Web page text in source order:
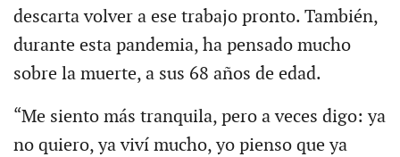
descarta volver a ese trabajo pronto. También,
durante esta pandemia, ha pensado mucho
sobre la muerte, a sus 68 años de edad.
“Me siento más tranquila, pero a veces digo: ya
no quiero, ya viví mucho, yo pienso que ya